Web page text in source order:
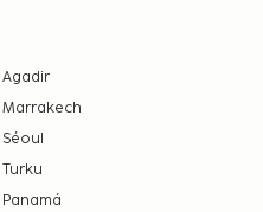
pour les enfants âgés
la même
ou tuteurs et qui
place.
peuvent
Agadir
Marrakech
Séoul
Turku
Panamá